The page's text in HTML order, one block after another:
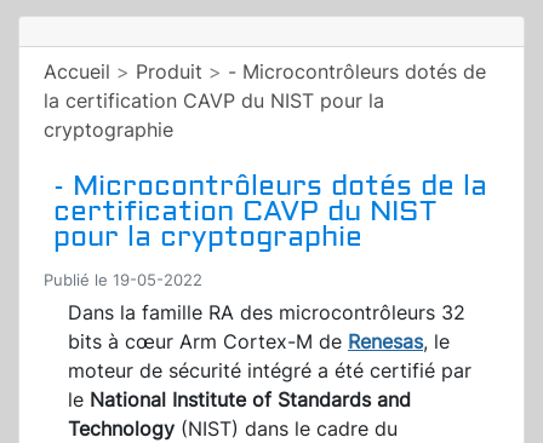
Accueil > Produit > - Microcontrôleurs dotés de
la certification CAVP du NIST pour la
cryptographie
- Microcontrôleurs dotés de la
certification CAVP du NIST
pour la cryptographie
Publié le 19-05-2022
Dans la famille RA des microcontrôleurs 32
bits à cœur Arm Cortex-M de Renesas, le
moteur de sécurité intégré a été certifié par
le National Institute of Standards and
Technology (NIST) dans le cadre du